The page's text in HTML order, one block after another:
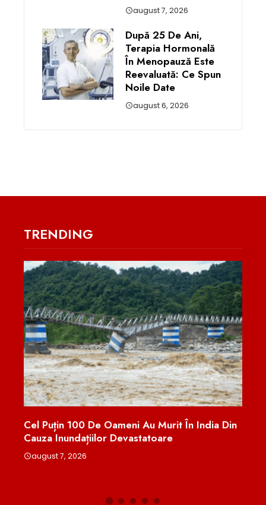
august 7, 2026
După 25 De Ani,
Terapia Hormonală
În Menopauză Este
Reevaluată: Ce Spun
Noile Date
august 6, 2026
TRENDING
Cel Puțin 100 De Oameni Au Murit În India Din
Cauza Inundațiilor Devastatoare
august 7, 2026